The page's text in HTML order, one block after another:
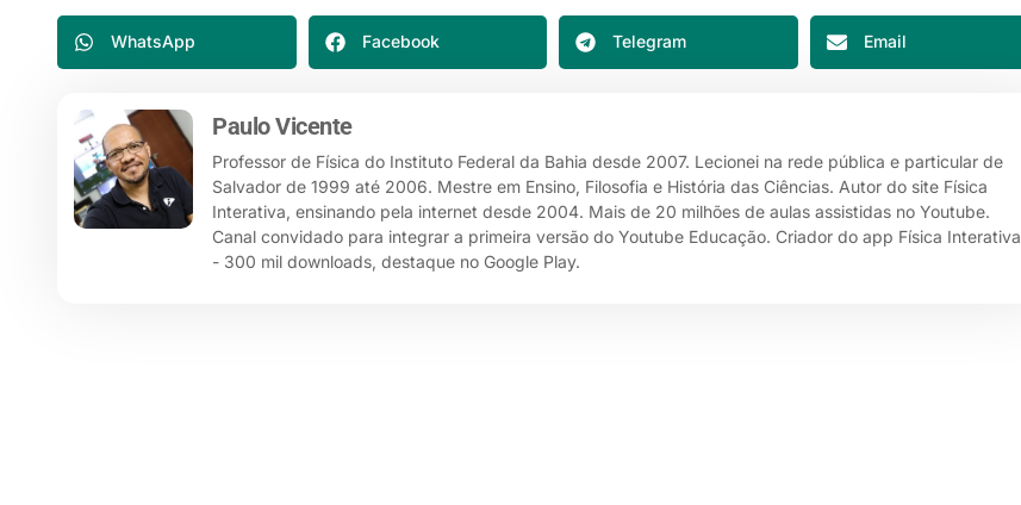
WhatsApp Facebook Telegram Email
Paulo Vicente
Professor de Física do Instituto Federal da Bahia desde 2007. Lecionei na rede pública e particular de
Salvador de 1999 até 2006. Mestre em Ensino, Filosofia e História das Ciências. Autor do site Física
Interativa, ensinando pela internet desde 2004. Mais de 20 milhões de aulas assistidas no Youtube.
Canal convidado para integrar a primeira versão do Youtube Educação. Criador do app Física Interativa
- 300 mil downloads, destaque no Google Play.